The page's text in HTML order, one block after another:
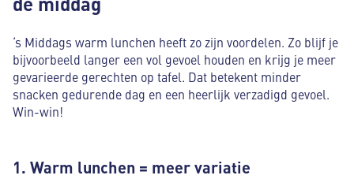
‘s Middags warm lunchen heeft zo zijn voordelen. Zo blijf je
bijvoorbeeld langer een vol gevoel houden en krijg je meer
gevarieerde gerechten op tafel. Dat betekent minder
snacken gedurende dag en een heerlijk verzadigd gevoel.
Win-win!
1. Warm lunchen = meer variatie